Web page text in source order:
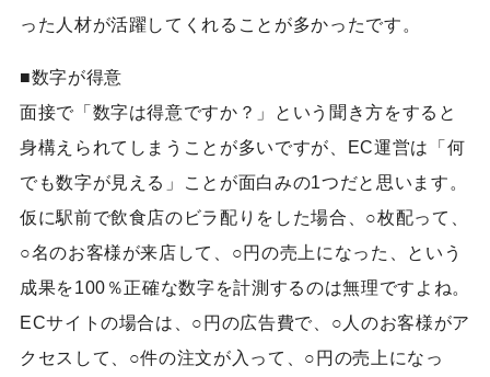
った人材が活躍してくれることが多かったです。
■数字が得意
面接で「数字は得意ですか？」という聞き方をすると
身構えられてしまうことが多いですが、EC運営は「何
でも数字が見える」ことが面白みの1つだと思います。
仮に駅前で飲食店のビラ配りをした場合、○枚配って、
○名のお客様が来店して、○円の売上になった、という
成果を100％正確な数字を計測するのは無理ですよね。
ECサイトの場合は、○円の広告費で、○人のお客様がア
クセスして、○件の注文が入って、○円の売上になっ